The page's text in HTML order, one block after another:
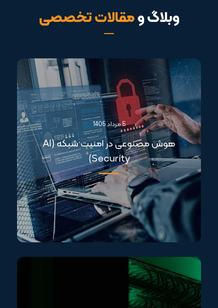
وبلاگ ومقالات تخصصی
5 مرداد 1405
هوش مصنوعی در امنیت شبکه (AI
Security)